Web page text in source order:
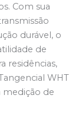
Com sua
durável, o
de
residências,
WHT
medição de